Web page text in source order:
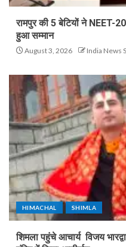
रामपुर की 5 बेटियों ने NEET-
हुआ सम्मान
August 3, 2026 India News
HIMACHAL SHIMLA
शिमला पहुंचे आचार्य विजय